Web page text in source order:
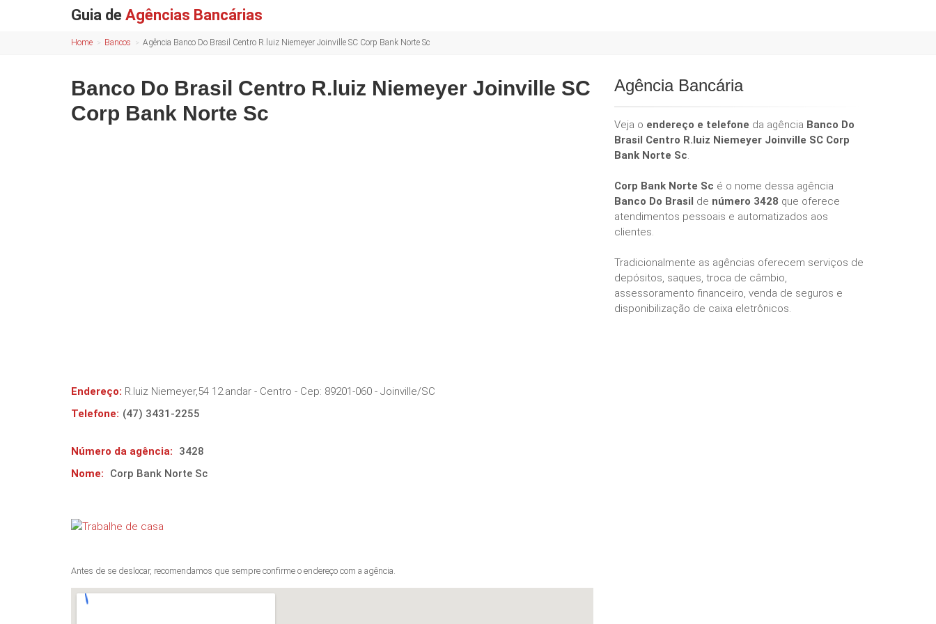
Guia de Agências Bancárias
Home Bancos Agência Banco Do Brasil Centro R.luiz Niemeyer Joinville SC Corp Bank Norte Sc
Banco Do Brasil Centro R.luiz Niemeyer Joinville SC
Corp Bank Norte Sc
Endereço: R.luiz Niemeyer,54 12.andar - Centro - Cep: 89201-060 - Joinville/SC
Telefone: (47) 3431-2255
Número da agência:
3428
Nome:
Corp Bank Norte Sc
Antes de se deslocar, recomendamos que sempre confirme o endereço com a agência.
Agência Bancária
Veja o endereço e telefone da agência Banco Do
Brasil Centro R.luiz Niemeyer Joinville SC Corp
Bank Norte Sc.
Corp Bank Norte Sc é o nome dessa agência
Banco Do Brasil de número 3428 que oferece
atendimentos pessoais e automatizados aos
clientes.
Tradicionalmente as agências oferecem serviços de
depósitos, saques, troca de câmbio,
assessoramento financeiro, venda de seguros e
disponibilização de caixa eletrônicos.